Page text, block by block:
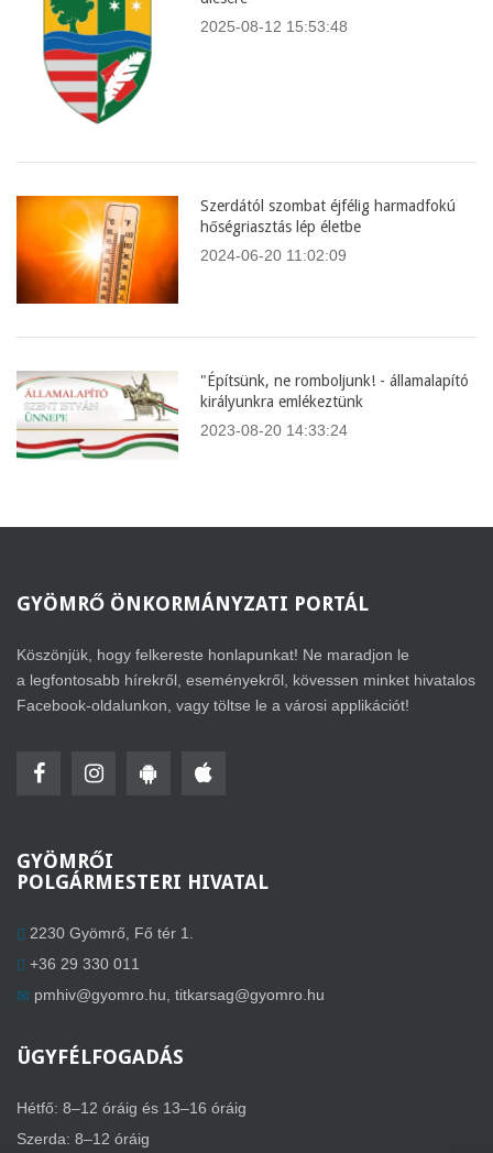
2025-08-12 15:53:48
Szerdától szombat éjfélig harmadfokú
hőségriasztás lép életbe
2024-06-20 11:02:09
"Építsünk, ne romboljunk! - államalapító
királyunkra emlékeztünk
2023-08-20 14:33:24
GYÖMRŐ ÖNKORMÁNYZATI PORTÁL
Köszönjük, hogy felkereste honlapunkat! Ne maradjon le
a legfontosabb hírekről, eseményekről, kövessen minket hivatalos
Facebook-oldalunkon, vagy töltse le a városi applikációt!
GYÖMRŐI
POLGÁRMESTERI HIVATAL
2230 Gyömrő, Fő tér 1.
+36 29 330 011
pmhiv@gyomro.hu titkarsag@gyomro.hu
ÜGYFÉLFOGADÁS
Hétfő: 8–12 óráig és 13–16 óráig
Szerda: 8–12 óráig